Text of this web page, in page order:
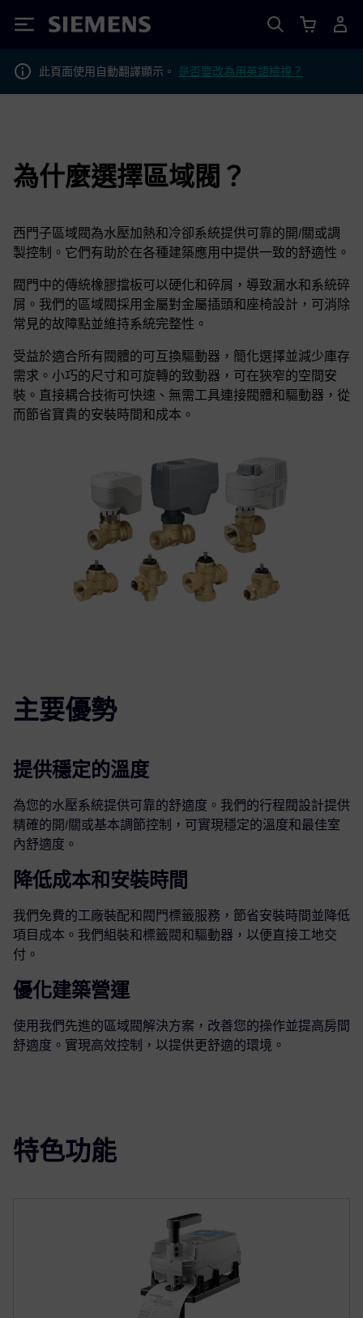
Siemens
此頁面使用自動翻譯顯示。 是否要改為用英語檢視？
為什麼選擇區域閥？
西門子區域閥為水壓加熱和冷卻系統提供可靠的開/關或調
製控制。它們有助於在各種建築應用中提供一致的舒適性。
閥門中的傳統橡膠擋板可以硬化和碎屑，導致漏水和系統碎
屑。我們的區域閥採用金屬對金屬插頭和座椅設計，可消除
常見的故障點並維持系統完整性。
受益於適合所有閥體的可互換驅動器，簡化選擇並減少庫存
需求。小巧的尺寸和可旋轉的致動器，可在狹窄的空間安
裝。直接耦合技術可快速、無需工具連接閥體和驅動器，從
而節省寶貴的安裝時間和成本。
主要優勢
提供穩定的溫度
為您的水壓系統提供可靠的舒適度。我們的行程閥設計提供
精確的開/關或基本調節控制，可實現穩定的溫度和最佳室
內舒適度。
降低成本和安裝時間
我們免費的工廠裝配和閥門標籤服務，節省安裝時間並降低
項目成本。我們組裝和標籤閥和驅動器，以便直接工地交
付。
優化建築營運
使用我們先進的區域閥解決方案，改善您的操作並提高房間
舒適度。實現高效控制，以提供更舒適的環境。
特色功能